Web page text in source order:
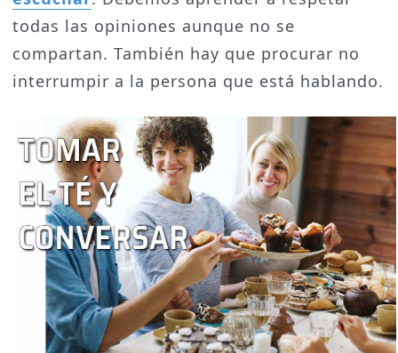
todas las opiniones aunque no se
compartan. También hay que procurar no
interrumpir a la persona que está hablando.